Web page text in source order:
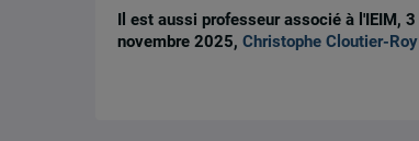
Il est aussi professeur associé à l'IEIM, 3
novembre 2025,Christophe Cloutier-Roy